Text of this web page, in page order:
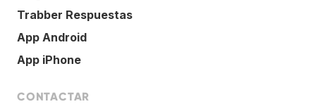
Trabber Respuestas
App Android
App iPhone
CONTACTAR